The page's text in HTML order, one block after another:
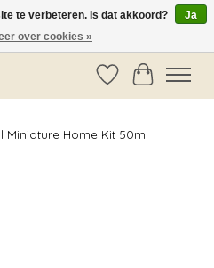
Verlanglijst
Miniature Home Kit 50ml
te verbeteren. Is dat akkoord?
Ja
over cookies »